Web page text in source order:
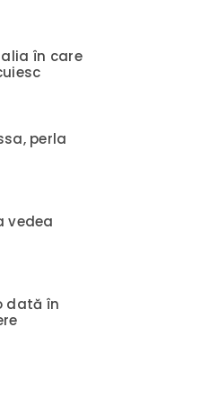
în care
perla
vedea
dată în